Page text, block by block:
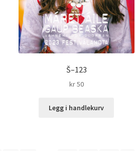
Š–123
kr50
Legg i handlekurv